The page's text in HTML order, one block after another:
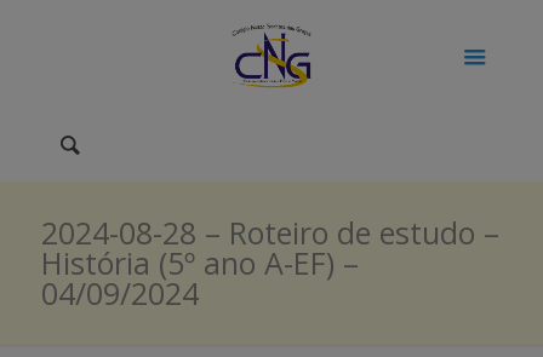
2024-08-28 – Roteiro de estudo –
História (5º ano A-EF) –
04/09/2024